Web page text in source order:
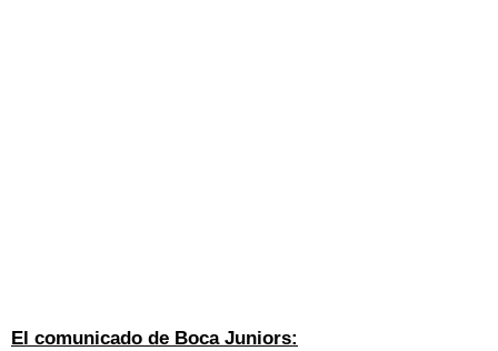
El comunicado de Boca Juniors: